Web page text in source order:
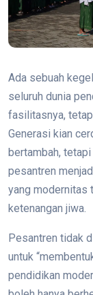
Ada sebuah
seluruh dunia
fasilitasnya,
Generasi kian
bertambah,
pesantren
yang modernitas
ketenangan jiwa.
Pesantren tidak
untuk
pendidikan